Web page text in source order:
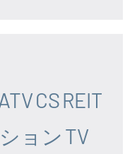
CSREIT
ョン TV